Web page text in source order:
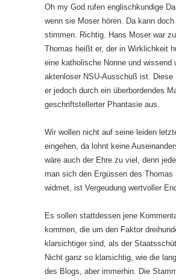
Oh my God rufen englischkundige
wenn sie Moser hören. Da kann
stimmen. Richtig. Hans Moser war
Thomas heißt er, der in Wirklichkeit
eine katholische Nonne und wissend
aktenloser NSU-Ausschuß ist. Diese
er jedoch durch ein überbordendes
geschriftstellerter Phantasie aus.
Wir wollen nicht auf seine leiden
eingehen, da lohnt keine
wäre auch der Ehre zu viel, denn
man sich den Ergüssen des Thomas
widmet, ist Vergeudung wertvoller
Es sollen stattdessen jene
kommen, die um den Faktor
klarsichtiger sind, als der
Nicht ganz so klarsichtig, wie die
des Blogs, aber immerhin. Die